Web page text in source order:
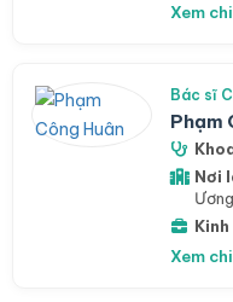
Xem
Bác sĩ
Phạm
Nơi
Ương
Xem